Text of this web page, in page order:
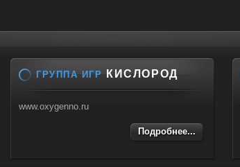
ГРУППА ИГР КИСЛОРОД
www.oxygenno.ru
Подробнее...